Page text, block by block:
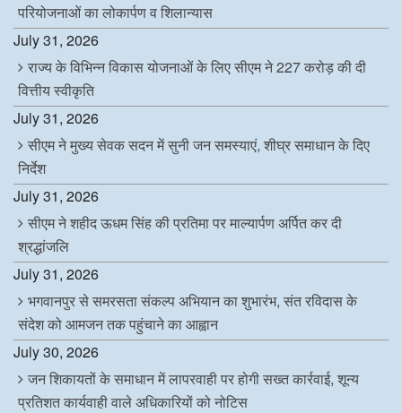
परियोजनाओं का लोकार्पण व शिलान्यास
July 31, 2026
राज्य के विभिन्न विकास योजनाओं के लिए सीएम ने 227 करोड़ की दी
वित्तीय स्वीकृति
July 31, 2026
सीएम ने मुख्य सेवक सदन में सुनी जन समस्याएं, शीघ्र समाधान के दिए
निर्देश
July 31, 2026
सीएम ने शहीद ऊधम सिंह की प्रतिमा पर माल्यार्पण अर्पित कर दी
श्रद्धांजलि
July 31, 2026
भगवानपुर से समरसता संकल्प अभियान का शुभारंभ, संत रविदास के
संदेश को आमजन तक पहुंचाने का आह्वान
July 30, 2026
जन शिकायतों के समाधान में लापरवाही पर होगी सख्त कार्रवाई, शून्य
प्रतिशत कार्यवाही वाले अधिकारियों को नोटिस